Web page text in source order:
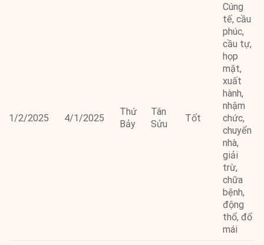
1/2/2025 4/1/2025
Thứ
Bảy
Tân
Sửu
Tốt
Cúng
tế, cầu
phúc,
cầu tự,
họp
mặt,
xuất
hành,
nhậm
chức,
chuyển
nhà,
giải
trừ,
chữa
bệnh,
động
thổ, đổ
mái